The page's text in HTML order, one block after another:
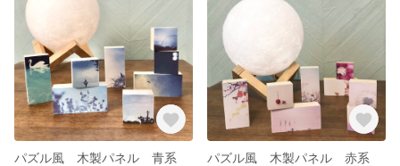
パズル風 木製パネル 青系
パズル風 木製パネル 赤系